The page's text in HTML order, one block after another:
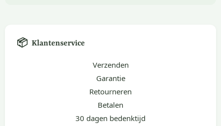
📦 Klantenservice
Verzenden
Garantie
Retourneren
Betalen
30 dagen bedenktijd